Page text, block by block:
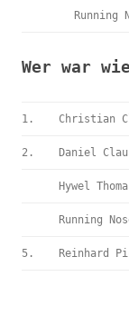
Running
Wer war
1. Christian
2. Daniel
Hywel
Running
5. Reinhard